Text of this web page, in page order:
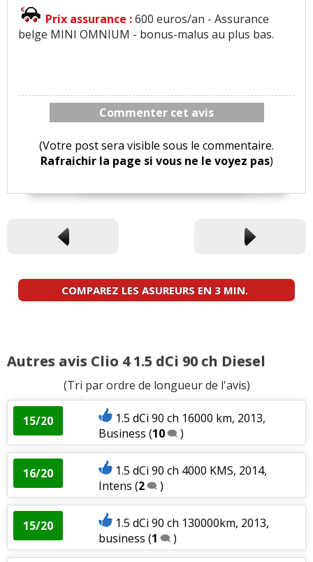
Prix assurance :600 euros/an - Assurance
belge MINI OMNIUM - bonus-malus au plus bas.
Commenter cet avis
(Votre post sera visible sous le commentaire.
Rafraichir la page si vous ne le voyez pas)
COMPAREZ LES ASUREURS EN 3 MIN.
Autres avis Clio 4 1.5 dCi 90 ch Diesel
(Tri par ordre de longueur de l'avis)
15/20
1.5 dCi 90 ch 16000 km, 2013,
Business (10 )
16/20
1.5 dCi 90 ch 4000 KMS, 2014,
Intens (2 )
15/20
1.5 dCi 90 ch 130000km, 2013,
business (1 )